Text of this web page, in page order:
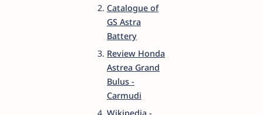
Catalogue of
GS Astra
Battery
Review Honda
Astrea Grand
Bulus -
Carmudi